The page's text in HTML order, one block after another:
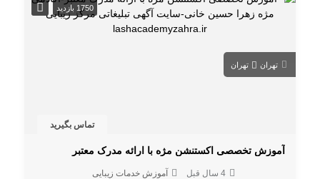
1750 بازدید
تهران تهران
تماس بگیرید
آموزش تخصصی اکستنشن مژه با ارائه مدرک معتبر
4 سال قبل آموزش خدمات زیبایی